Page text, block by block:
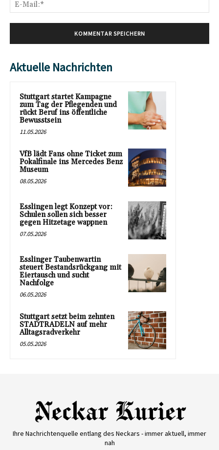
Aktuelle Nachrichten
Stuttgart startet Kampagne
zum Tag der Pflegenden und
rückt Beruf ins öffentliche
Bewusstsein
11.05.2026
VfB lädt Fans ohne Ticket zum
Pokalfinale ins Mercedes Benz
Museum
08.05.2026
Esslingen legt Konzept vor:
Schulen sollen sich besser
gegen Hitzetage wappnen
07.05.2026
Esslinger Taubenwartin
steuert Bestandsrückgang mit
Eiertausch und sucht
Nachfolge
06.05.2026
Stuttgart setzt beim zehnten
STADTRADELN auf mehr
Alltagsradverkehr
05.05.2026
Ihre Nachrichtenquelle entlang des Neckars - immer aktuell, immer
nah